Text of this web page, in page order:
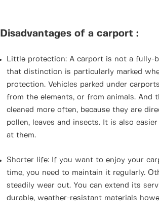
Disadvantages of a carport :
Little protection: A carport is not a fully-
that distinction is particularly marked
protection. Vehicles parked under
from the elements, or from animals. And
cleaned more often, because they are
pollen, leaves and insects. It is also
at them.
Shorter life: If you want to enjoy your
time, you need to maintain it regularly.
steadily wear out. You can extend its
durable, weather-resistant materials